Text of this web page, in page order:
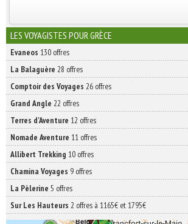
INSCRIVEZ-VOUS | ABONNEZ-VOUS
LES VOYAGISTES POUR GRÈCE
Evaneos 130 offres
La Balaguère 28 offres
Comptoir des Voyages 26 offres
Grand Angle 22 offres
Terres d'Aventure 12 offres
Nomade Aventure 11 offres
Allibert Trekking 10 offres
Chamina Voyages 9 offres
La Pèlerine 5 offres
Sur Les Hauteurs 2 offres à 1165€ et 1795€